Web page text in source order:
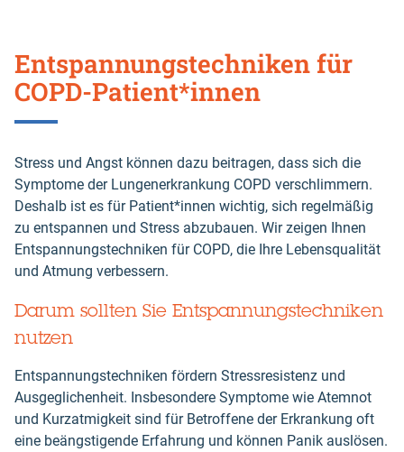
Entspannungstechniken für
COPD-Patient*innen
Stress und Angst können dazu beitragen, dass sich die
Symptome der Lungenerkrankung COPD verschlimmern.
Deshalb ist es für Patient*innen wichtig, sich regelmäßig
zu entspannen und Stress abzubauen. Wir zeigen Ihnen
Entspannungstechniken für COPD, die Ihre Lebensqualität
und Atmung verbessern.
Darum sollten Sie Entspannungstechniken
nutzen
Entspannungstechniken fördern Stressresistenz und
Ausgeglichenheit. Insbesondere Symptome wie Atemnot
und Kurzatmigkeit sind für Betroffene der Erkrankung oft
eine beängstigende Erfahrung und können Panik auslösen.